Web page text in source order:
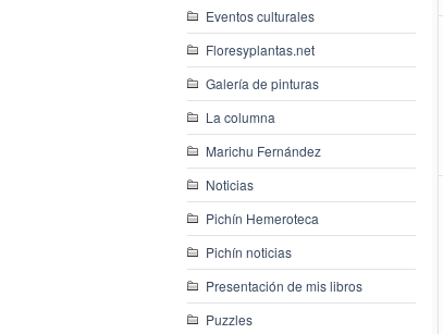
Eventos culturales
Floresyplantas.net
Galería de pinturas
La columna
Marichu Fernández
Noticias
Pichín Hemeroteca
Pichín noticias
Presentación de mis libros
Puzzles